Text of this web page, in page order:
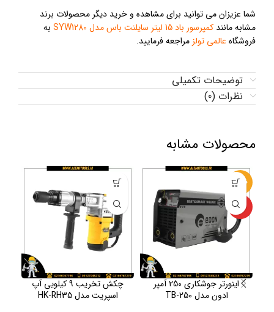
شما عزیزان می توانید برای مشاهده و خرید دیگر محصولات برند
مشابه مانند کمپرسور باد 15 لیتر سایلنت باس مدل SYW1280
به
فروشگاه عالمی تولز مراجعه فرمایید.
توضیحات تکمیلی
نظرات (0)
محصولات مشابه
-36%
ویژه
اینورتر جوشکاری 250 آمپر
ادون مدل TB-250
چکش تخریب 9 کیلویی آپ
اسپریت مدل HK-RH35